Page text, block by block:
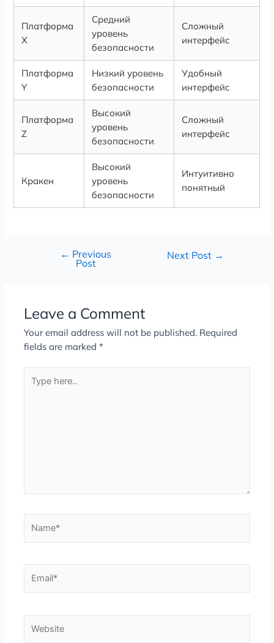
Платформа
X
Средний
уровень
безопасности
Сложный
интерфейс
Платформа
Y
Низкий уровень
безопасности
Удобный
интерфейс
Платформа
Z
Высокий
уровень
безопасности
Сложный
интерфейс
Кракен
Высокий
уровень
безопасности
Интуитивно
понятный
← Previous
Post
Next Post →
Leave a Comment
Your email address will not be published. Required
fields are marked*
here..